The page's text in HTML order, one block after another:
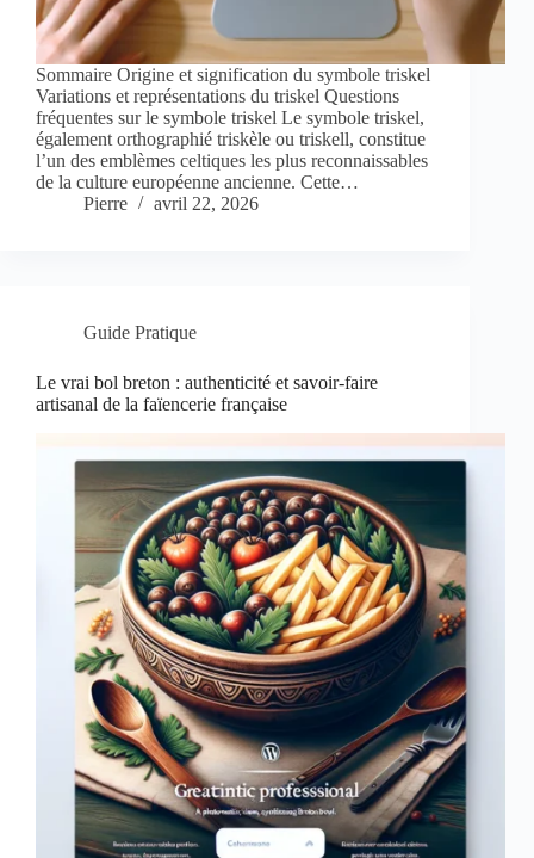
Sommaire Origine et signification du symbole triskel
Variations et représentations du triskel Questions
fréquentes sur le symbole triskel Le symbole triskel,
également orthographié triskèle ou triskell, constitue
l’un des emblèmes celtiques les plus reconnaissables
de la culture européenne ancienne. Cette…
Pierre
avril 22, 2026
Guide Pratique
Le vrai bol breton : authenticité et savoir-faire
artisanal de la faïencerie française